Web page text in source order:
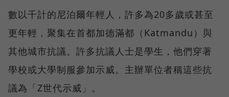
數以千計的尼泊爾年輕人，許多為20多歲或甚至
更年輕，聚集在首都加德滿都（Katmandu）與
其他城市抗議。許多抗議人士是學生，他們穿著
學校或大學制服參加示威。主辦單位者稱這些抗
議為「Z世代示威」。